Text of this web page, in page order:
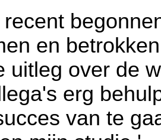
en
uitleg over de
erg
van te